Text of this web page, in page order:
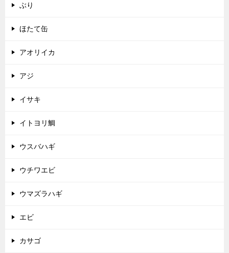
ぶり
ほたて缶
アオリイカ
アジ
イサキ
イトヨリ鯛
ウスバハギ
ウチワエビ
ウマズラハギ
エビ
カサゴ